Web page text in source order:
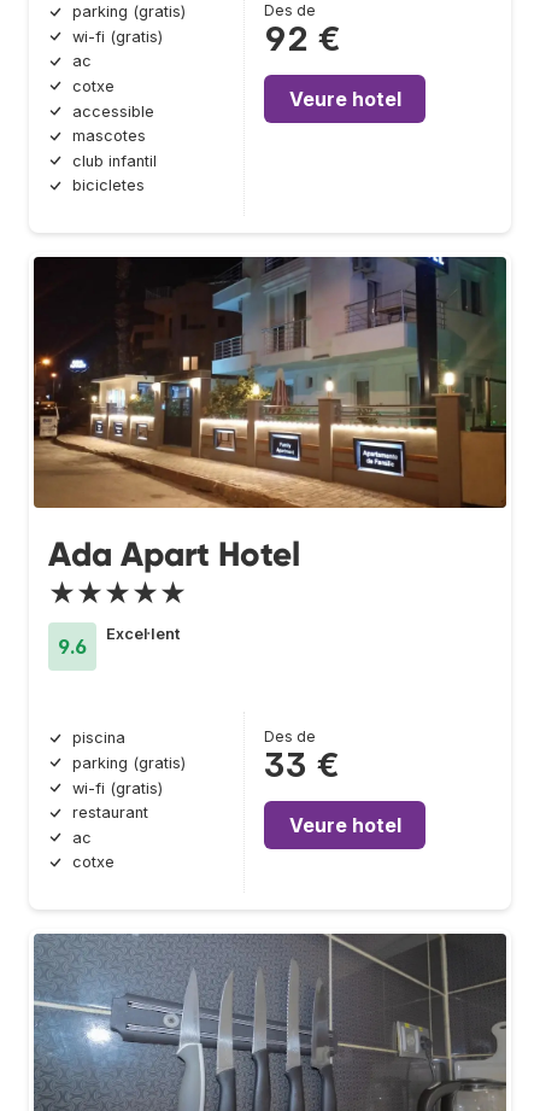
parking (gratis)
wi-fi (gratis)
ac
cotxe
accessible
mascotes
club infantil
bicicletes
Des de
92 €
Veure hotel
Ada Apart Hotel
★★★★★
9.6
Excel·lent
piscina
parking (gratis)
wi-fi (gratis)
restaurant
ac
cotxe
Des de
33 €
Veure hotel